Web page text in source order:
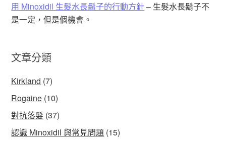
用 Minoxidil 生髮水長鬍子的行動方針– 生髮水長鬍子不
是一定，但是個機會。
文章分類
Kirkland (7)
Rogaine (10)
對抗落髮 (37)
認識 Minoxidil 與常見問題 (15)